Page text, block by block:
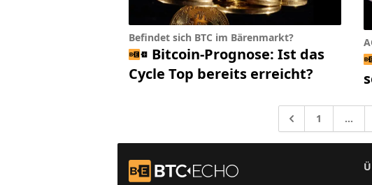
Befindet sich BTC im Bärenmarkt?
Bitcoin-Prognose: Ist das
Cycle Top bereits erreicht?
Gehe zu
Gehe zur
1 …
Zur Startseite